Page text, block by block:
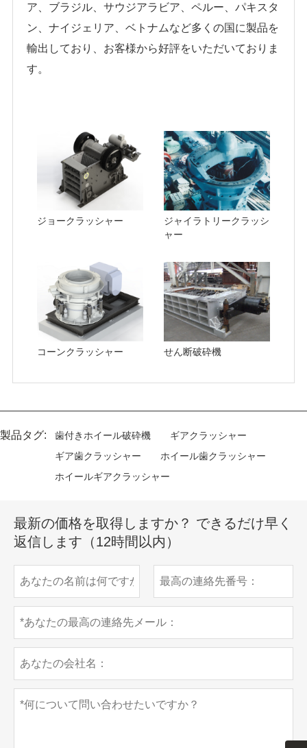
ア、ブラジル、サウジアラビア、ペルー、パキスタ
ン、ナイジェリア、ベトナムなど多くの国に製品を
輸出しており、お客様から好評をいただいておりま
す。
ジョークラッシャー
ジャイラトリークラッシ
ャー
コーンクラッシャー せん断破砕機
製品タグ: 歯付きホイール破砕機
ギアクラッシャー
ギア歯クラッシャー
ホイール歯クラッシャー
ホイールギアクラッシャー
最新の価格を取得しますか？ できるだけ早く
返信します（12時間以内）